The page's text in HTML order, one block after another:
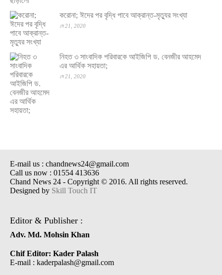
করোনা; ঈদের পর বৃদ্ধি পাবে আক্রান্ত-মৃত্যুর সংখ্যা
মে 21, 2020
নিহত ৩ সাংবাদিক পরিবারকে আইজিপি ড. বেনজীর আহমেদ
এর আর্থিক সহায়তা;
মে 21, 2020
E-mail us : chandnews24@gmail.com
Call us now : 01554 413636
Chand News 24 - Copyright © 2016. All rights reserved.
Designed by Skill Touch IT
Editor & Publisher :
Adv. Md. Mohsin Khan
Chif Editor: Kader Palash
E-mail : kaderpalash@gmail.com